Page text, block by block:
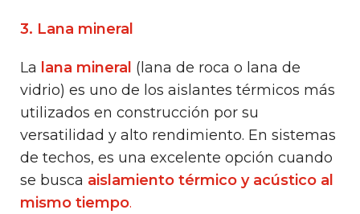
3. Lana mineral
La lana mineral (lana de roca o lana de
vidrio) es uno de los aislantes térmicos más
utilizados en construcción por su
versatilidad y alto rendimiento. En sistemas
de techos, es una excelente opción cuando
se busca aislamiento térmico y acústico al
mismo tiempo.